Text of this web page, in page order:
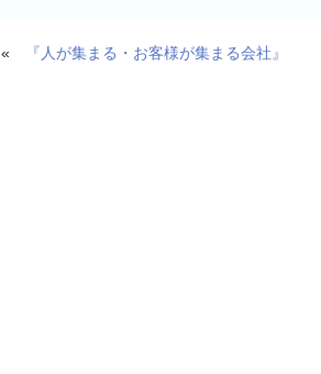
« 『人が集まる・お客様が集まる会社』